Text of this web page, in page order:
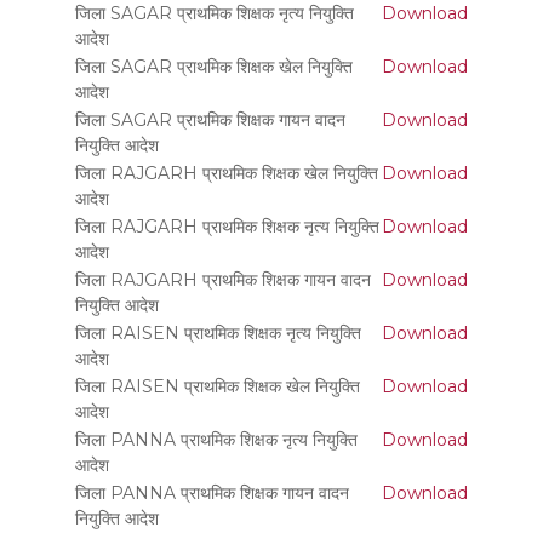
जिला SAGAR प्राथमिक शिक्षक नृत्य नियुक्ति
आदेश
Download
जिला SAGAR प्राथमिक शिक्षक खेल नियुक्ति
आदेश
Download
जिला SAGAR प्राथमिक शिक्षक गायन वादन
नियुक्ति आदेश
Download
जिला RAJGARH प्राथमिक शिक्षक खेल नियुक्ति
आदेश
Download
जिला RAJGARH प्राथमिक शिक्षक नृत्य नियुक्ति
आदेश
Download
जिला RAJGARH प्राथमिक शिक्षक गायन वादन
नियुक्ति आदेश
Download
जिला RAISEN प्राथमिक शिक्षक नृत्य नियुक्ति
आदेश
Download
जिला RAISEN प्राथमिक शिक्षक खेल नियुक्ति
आदेश
Download
जिला PANNA प्राथमिक शिक्षक नृत्य नियुक्ति
आदेश
Download
जिला PANNA प्राथमिक शिक्षक गायन वादन
नियुक्ति आदेश
Download